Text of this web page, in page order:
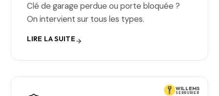
Clé de garage perdue ou porte bloquée ?
On intervient sur tous les types.
LIRE LA SUITE
WILLEMS
SERRURIER